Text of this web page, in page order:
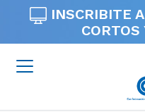
INSCRIBITE
CORTOS